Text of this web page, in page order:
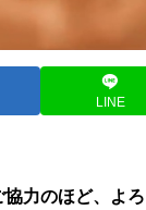
LINE
協力のほど、よ